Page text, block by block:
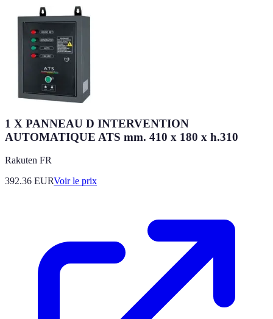
1 X PANNEAU D INTERVENTION
AUTOMATIQUE ATS mm. 410 x 180 x h.310
Rakuten FR
392.36 EURVoir le prix